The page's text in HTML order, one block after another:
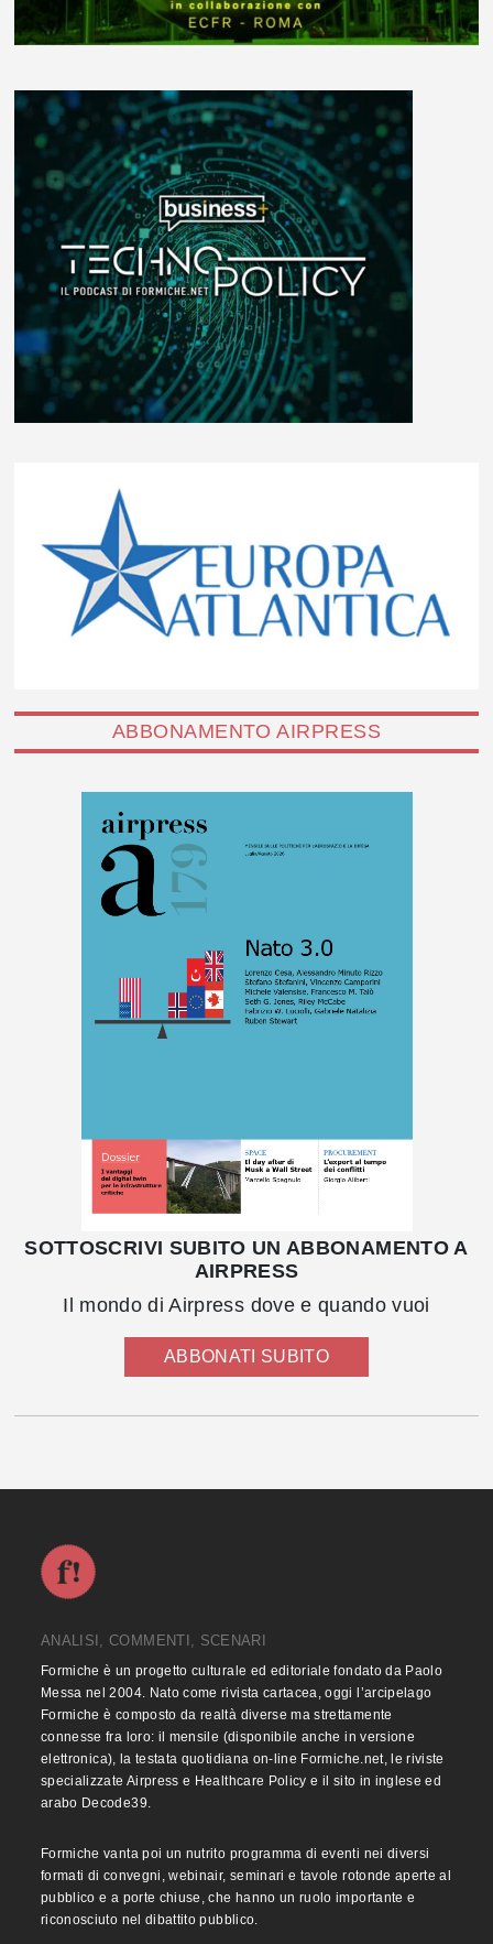
ABBONAMENTO AIRPRESS
SOTTOSCRIVI SUBITO UN ABBONAMENTO A
AIRPRESS
Il mondo di Airpress dove e quando vuoi
ABBONATI SUBITO
ANALISI, COMMENTI, SCENARI
Formiche è un progetto culturale ed editoriale fondato da Paolo
Messa nel 2004. Nato come rivista cartacea, oggi l’arcipelago
Formiche è composto da realtà diverse ma strettamente
connesse fra loro: il mensile (disponibile anche in versione
elettronica), la testata quotidiana on-line Formiche.net, le riviste
specializzate Airpress e Healthcare Policy e il sito in inglese ed
arabo Decode39.
Formiche vanta poi un nutrito programma di eventi nei diversi
formati di convegni, webinair, seminari e tavole rotonde aperte al
pubblico e a porte chiuse, che hanno un ruolo importante e
riconosciuto nel dibattito pubblico.